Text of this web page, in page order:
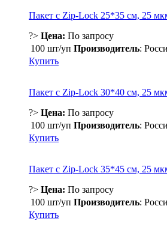
Пакет с Zip-Lock 25*35 см, 25
?> Цена: По запросу
100 шт/уп Производитель:
Купить
Пакет с Zip-Lock 30*40 см, 25
?> Цена: По запросу
100 шт/уп Производитель:
Купить
Пакет с Zip-Lock 35*45 см, 25
?> Цена: По запросу
100 шт/уп Производитель:
Купить